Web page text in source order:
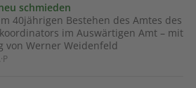
schmieden
40jährigen Bestehen des Amtes des
im Auswärtigen Amt – mit
von Werner Weidenfeld